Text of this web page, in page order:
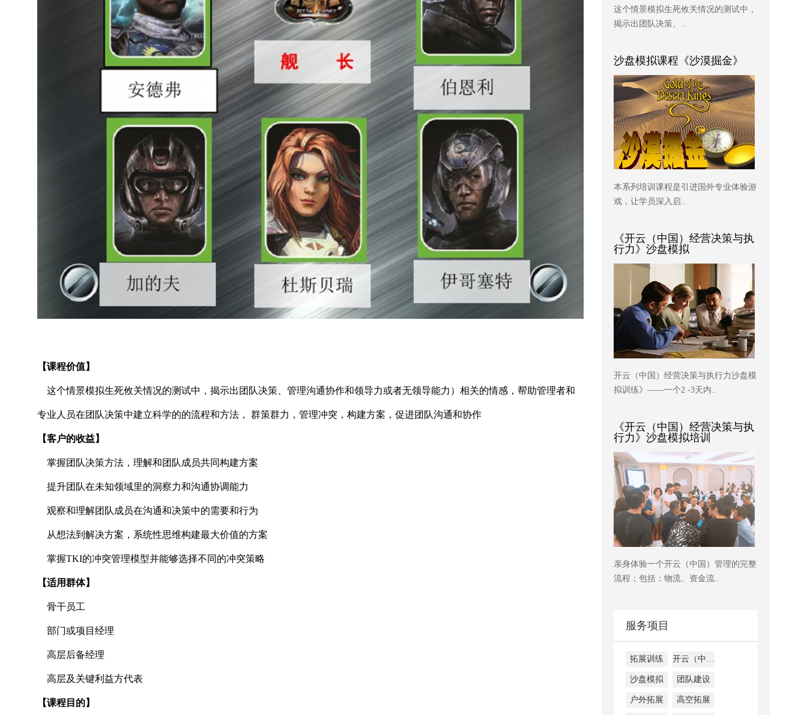
【课程价值】
这个情景模拟生死攸关情况的测试中，揭示出团队决策、管理沟通协作和领导力或者无领导能力）相关的情感，帮助管理者和
专业人员在团队决策中建立科学的的流程和方法， 群策群力，管理冲突，构建方案，促进团队沟通和协作
【客户的收益】
掌握团队决策方法，理解和团队成员共同构建方案
提升团队在未知领域里的洞察力和沟通协调能力
观察和理解团队成员在沟通和决策中的需要和行为
从想法到解决方案，系统性思维构建最大价值的方案
掌握TKI的冲突管理模型并能够选择不同的冲突策略
【适用群体】
骨干员工
部门或项目经理
高层后备经理
高层及关键利益方代表
【课程目的】
这个情景模拟生死攸关情况的测试中，
揭示出团队决策、..
沙盘模拟课程《沙漠掘金》
本系列培训课程是引进国外专业体验游
戏，让学员深入启..
《开云（中国）经营决策与执
行力》沙盘模拟
开云（中国）经营决策与执行力沙盘模
拟训练》——一个2 -3天内..
《开云（中国）经营决策与执
行力》沙盘模拟培训
亲身体验一个开云（中国）管理的完整
流程；包括：物流、资金流..
服务项目
拓展训练 开云（中国）内训
沙盘模拟 团队建设
户外拓展 高空拓展